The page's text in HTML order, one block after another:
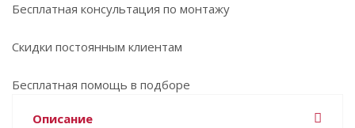
Бесплатная консультация по монтажу
Скидки постоянным клиентам
Бесплатная помощь в подборе
Описание